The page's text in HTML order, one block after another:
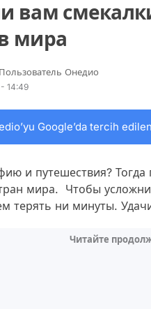
вам
мира
Онедио
14:49
Google’da tercih
и путешествия?
мира. Чтобы
терять ни минуты.
Читайте